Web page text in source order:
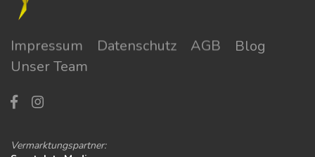
Impressum Datenschutz AGB
Blog
Unser Team
Vermarktungspartner: